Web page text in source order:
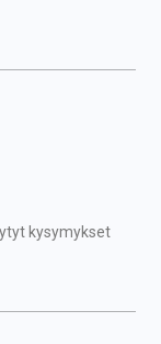
kysymykset